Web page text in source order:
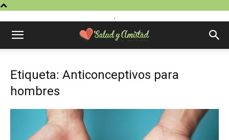
.
Etiqueta: Anticonceptivos para
hombres